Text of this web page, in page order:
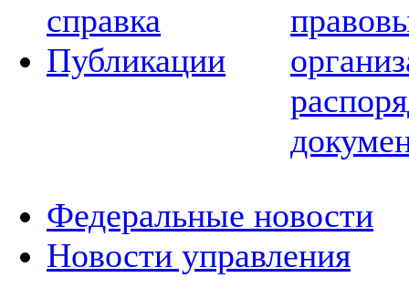
справка
Публикации
Федеральные новости
Новости управления